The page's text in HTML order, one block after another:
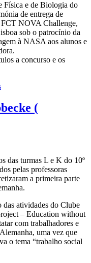
Física e de Biologia do
de entrega de
FCT NOVA Challenge,
sob o patrocínio da
à NASA aos alunos e
a concurso e os
(
das turmas L e K do 10º
pelas professoras
a primeira parte
atividades do Clube
– Education without
com trabalhadores e
uma vez que
o tema “trabalho social